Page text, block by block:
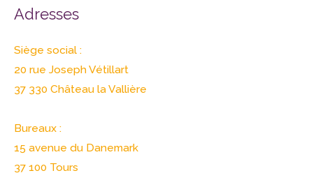
Adresses
Siège social :
20 rue Joseph Vétillart
37 330 Château la Vallière
Bureaux :
15 avenue du Danemark
37 100 Tours